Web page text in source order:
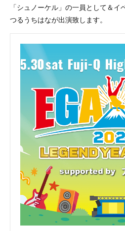
「シュノーケル」の一員として＆
つるうちはなが出演致します。